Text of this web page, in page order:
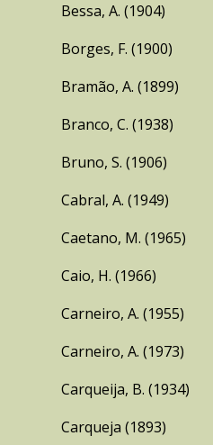
Bessa, A. (1904)
Borges, F. (1900)
Bramão, A. (1899)
Branco, C. (1938)
Bruno, S. (1906)
Cabral, A. (1949)
Caetano, M. (1965)
Caio, H. (1966)
Carneiro, A. (1955)
Carneiro, A. (1973)
Carqueija, B. (1934)
Carqueja (1893)